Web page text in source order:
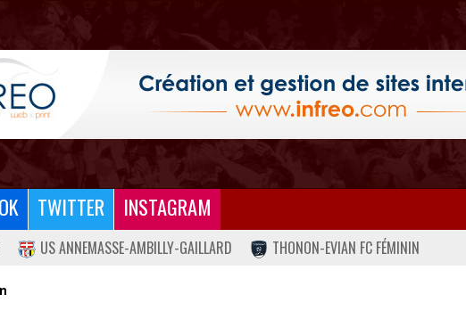
TWITTER INSTAGRAM
US ANNEMASSE-AMBILLY-GAILLARD THONON-EVIAN FC FÉMININ